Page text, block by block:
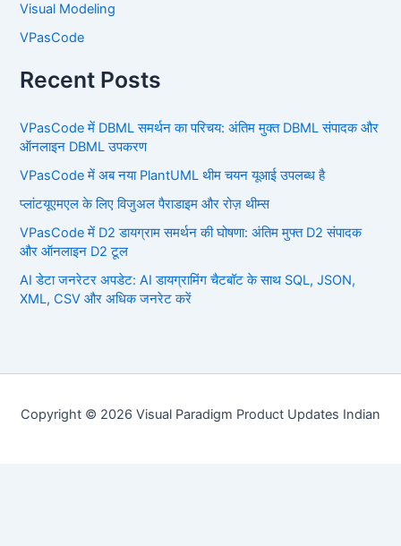
Visual Modeling
VPasCode
Recent Posts
VPasCode में DBML समर्थन का परिचय: अंतिम मुक्त DBML संपादक और
ऑनलाइन DBML उपकरण
VPasCode में अब नया PlantUML थीम चयन यूआई उपलब्ध है
प्लांटयूएमएल के लिए विजुअल पैराडाइम और रोज़ थीम्स
VPasCode में D2 डायग्राम समर्थन की घोषणा: अंतिम मुफ्त D2 संपादक
और ऑनलाइन D2 टूल
AI डेटा जनरेटर अपडेट: AI डायग्रामिंग चैटबॉट के साथ SQL, JSON,
XML, CSV और अधिक जनरेट करें
Copyright © 2026 Visual Paradigm Product Updates Indian